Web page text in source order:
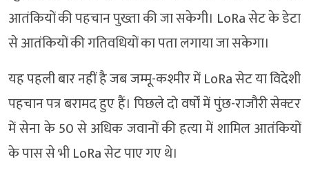
आतंकियों की पहचान पुख्ता की जा सकेगी। LoRa सेट के डेटा
से आतंकियों की गतिवधियों का पता लगाया जा सकेगा।
यह पहली बार नहीं है जब जम्मू-कश्मीर में LoRa सेट या विदेशी
पहचान पत्र बरामद हुए हैं। पिछले दो वर्षों में पुंछ-राजौरी सेक्टर
में सेना के 50 से अधिक जवानों की हत्या में शामिल आतंकियों
के पास से भी LoRa सेट पाए गए थे।